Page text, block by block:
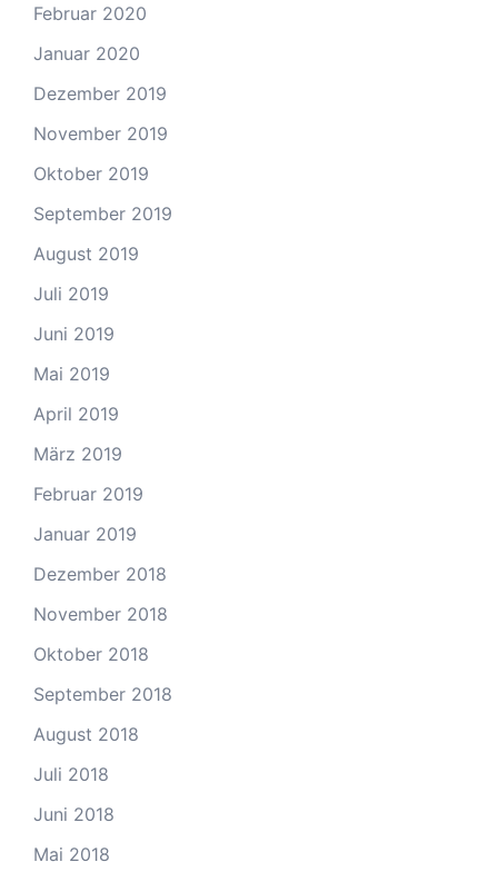
Februar 2020
Januar 2020
Dezember 2019
November 2019
Oktober 2019
September 2019
August 2019
Juli 2019
Juni 2019
Mai 2019
April 2019
März 2019
Februar 2019
Januar 2019
Dezember 2018
November 2018
Oktober 2018
September 2018
August 2018
Juli 2018
Juni 2018
Mai 2018